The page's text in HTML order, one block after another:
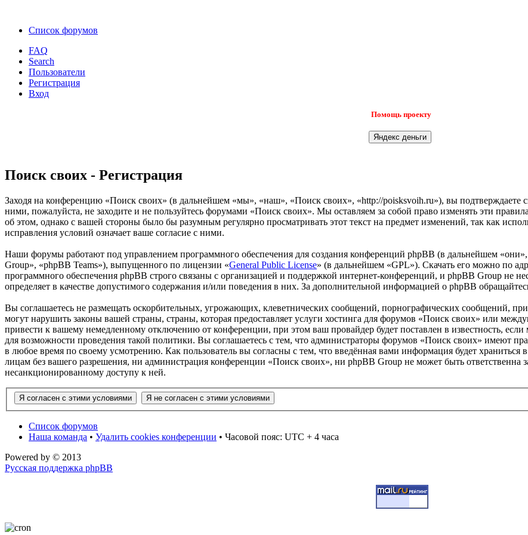
Список форумов
FAQ
Search
Пользователи
Регистрация
Вход
Помощь проекту
Поиск своих - Регистрация
Заходя на конференцию «Поиск своих» (в дальнейшем «мы», «наш», «Поиск своих», «http://poisksvoih.ru»), вы подтверждаете
ними, пожалуйста, не заходите и не пользуйтесь форумами «Поиск своих». Мы оставляем за собой право изменять эти
об этом, однако с вашей стороны было бы разумным регулярно просматривать этот текст на предмет изменений, так как
исправления условий означает ваше согласие с ними.
Наши форумы работают под управлением программного обеспечения для создания конференций phpBB (в дальнейшем
Group», «phpBB Teams»), выпущенного по лицензии «General Public License» (в дальнейшем «GPL»). Скачать его можно по
программного обеспечения phpBB строго связаны с организацией и поддержкой интернет-конференций, и phpBB Group не
определяет в качестве допустимого содержания и/или поведения в них. За дополнительной информацией о phpBB
Вы соглашаетесь не размещать оскорбительных, угрожающих, клеветнических сообщений, порнографических сообщений,
могут нарушить законы вашей страны, страны, которая предоставляет услуги хостинга для форумов «Поиск своих» или
привести к вашему немедленному отключению от конференции, при этом ваш провайдер будет поставлен в известность,
для возможности проведения такой политики. Вы соглашаетесь с тем, что администраторы форумов «Поиск своих» имеют
в любое время по своему усмотрению. Как пользователь вы согласны с тем, что введённая вами информация будет храниться
лицам без вашего разрешения, ни администрация конференции «Поиск своих», ни phpBB Group не может быть ответственна
несанкционированному доступу к ней.
Список форумов
Наша команда • Удалить cookies конференции • Часовой пояс: UTC + 4 часа
Powered by © 2013
Русская поддержка phpBB